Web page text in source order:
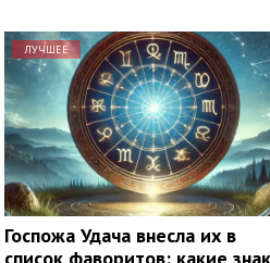
ЛУЧШЕЕ
Госпожа Удача внесла их в
список фаворитов: какие